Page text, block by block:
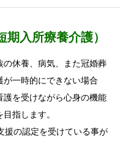
入所療養介護）
の休養、病気、また冠婚葬
一時的にできない場合
護を受けながら心身の機能
指します。
援の認定を受けている事が